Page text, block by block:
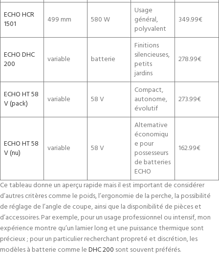
ECHO HCR
1501
499 mm 580 W
Usage
général,
polyvalent
349.99€
ECHO DHC
200
variable batterie
Finitions
silencieuses,
petits
jardins
278.99€
ECHO HT 58
V (pack)
variable 58 V
Compact,
autonome,
évolutif
273.99€
ECHO HT 58
V (nu)
variable 58 V
Alternative
économiqu
e pour
possesseurs
de batteries
ECHO
162.99€
Ce tableau donne un aperçu rapide mais il est important de considérer
d’autres critères comme le poids, l’ergonomie de la perche, la possibilité
de réglage de l’angle de coupe, ainsi que la disponibilité de pièces et
d’accessoires. Par exemple, pour un usage professionnel ou intensif, mon
expérience montre qu’un lamier long et une puissance thermique sont
précieux ; pour un particulier recherchant propreté et discrétion, les
modèles à batterie comme leDHC 200 sont souvent préférés.